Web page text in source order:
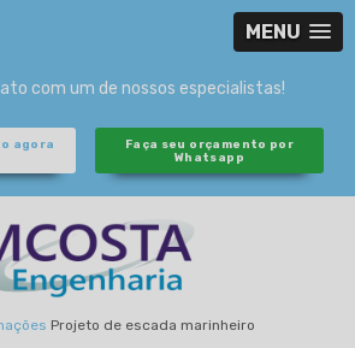
MENU
com um de nossos especialistas!
agora
Faça seu orçamento por
Whatsapp
Projeto de escada marinheiro